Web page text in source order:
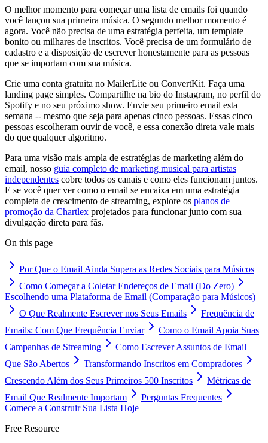
O melhor momento para começar uma lista de emails foi quando
você lançou sua primeira música. O segundo melhor momento é
agora. Você não precisa de uma estratégia perfeita, um template
bonito ou milhares de inscritos. Você precisa de um formulário de
cadastro e a disposição de escrever honestamente para as pessoas
que se importam com sua música.
Crie uma conta gratuita no MailerLite ou ConvertKit. Faça uma
landing page simples. Compartilhe na bio do Instagram, no perfil do
Spotify e no seu próximo show. Envie seu primeiro email esta
semana -- mesmo que seja para apenas cinco pessoas. Essas cinco
pessoas escolheram ouvir de você, e essa conexão direta vale mais
do que qualquer algoritmo.
Para uma visão mais ampla de estratégias de marketing além do
email, nosso guia completo de marketing musical para artistas
independentes cobre todos os canais e como eles funcionam juntos.
E se você quer ver como o email se encaixa em uma estratégia
completa de crescimento de streaming, explore os planos de
promoção da Chartlex projetados para funcionar junto com sua
divulgação direta para fãs.
On this page
Por Que o Email Ainda Supera as Redes Sociais para Músicos
Como Começar a Coletar Endereços de Email (Do Zero)
Escolhendo uma Plataforma de Email (Comparação para Músicos)
O Que Realmente Escrever nos Seus Emails
Frequência de
Emails: Com Que Frequência Enviar
Como o Email Apoia Suas
Campanhas de Streaming
Como Escrever Assuntos de Email
Que São Abertos
Transformando Inscritos em Compradores
Crescendo Além dos Seus Primeiros 500 Inscritos
Métricas de
Email Que Realmente Importam
Perguntas Frequentes
Comece a Construir Sua Lista Hoje
Free Resource